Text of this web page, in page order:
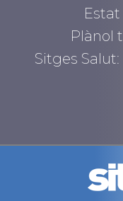
Plànol
Sitges